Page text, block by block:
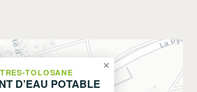
TOLOSANE
D’EAU POTABLE
×